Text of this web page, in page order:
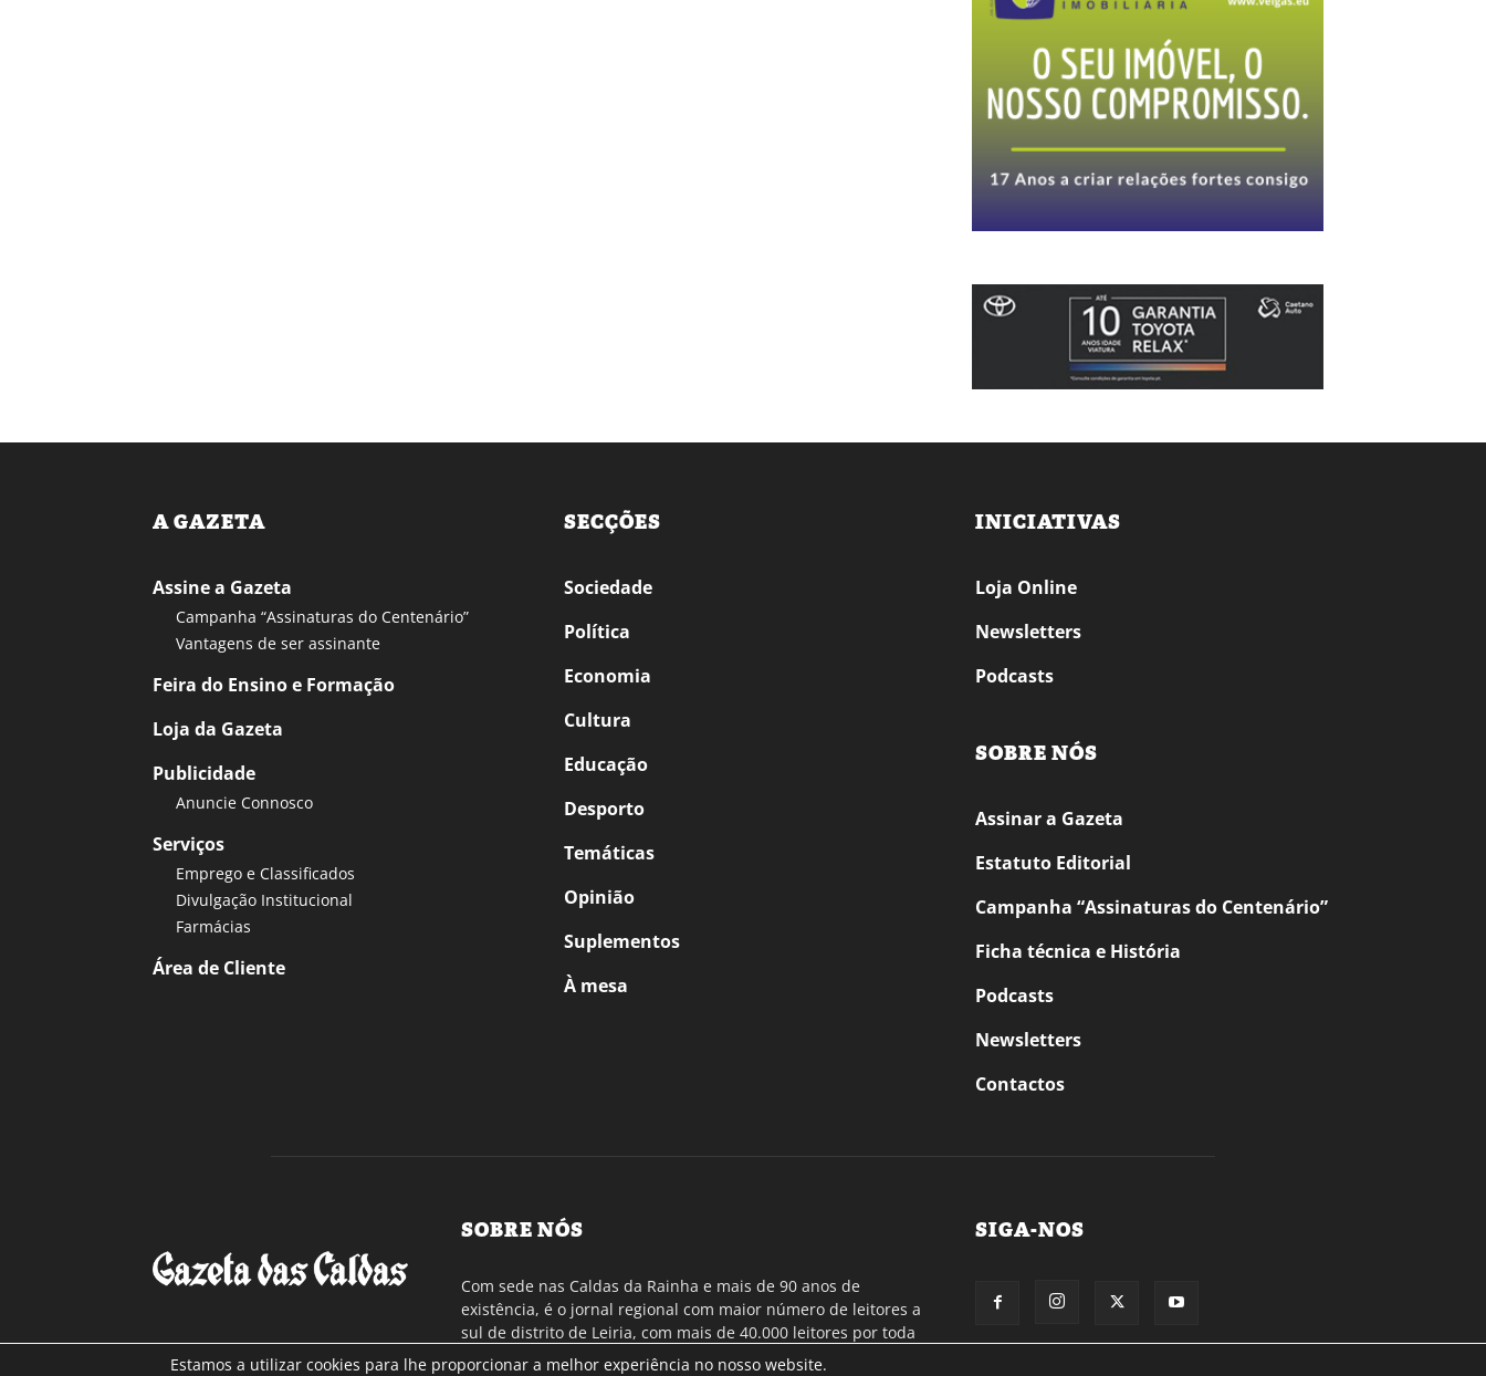
A GAZETA
Assine a Gazeta
Campanha “Assinaturas do Centenário”
Vantagens de ser assinante
Feira do Ensino e Formação
Loja da Gazeta
Publicidade
Anuncie Connosco
Serviços
Emprego e Classificados
Divulgação Institucional
Farmácias
Área de Cliente
SECÇÕES
Sociedade
Política
Economia
Cultura
Educação
Desporto
Temáticas
Opinião
Suplementos
À mesa
INICIATIVAS
Loja Online
Newsletters
Podcasts
SOBRE NÓS
Assinar a Gazeta
Estatuto Editorial
Campanha “Assinaturas do Centenário”
Ficha técnica e História
Podcasts
Newsletters
Contactos
SOBRE NÓS
Com sede nas Caldas da Rainha e mais de 90 anos de
existência, é o jornal regional com maior número de leitores a
sul de distrito de Leiria, com mais de 40.000 leitores por toda
a região Oeste. Jornal com distribuição em Portugal
SIGA-NOS
Estamos a utilizar cookies para lhe proporcionar a melhor experiência no nosso website.